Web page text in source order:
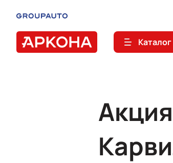
Каталог